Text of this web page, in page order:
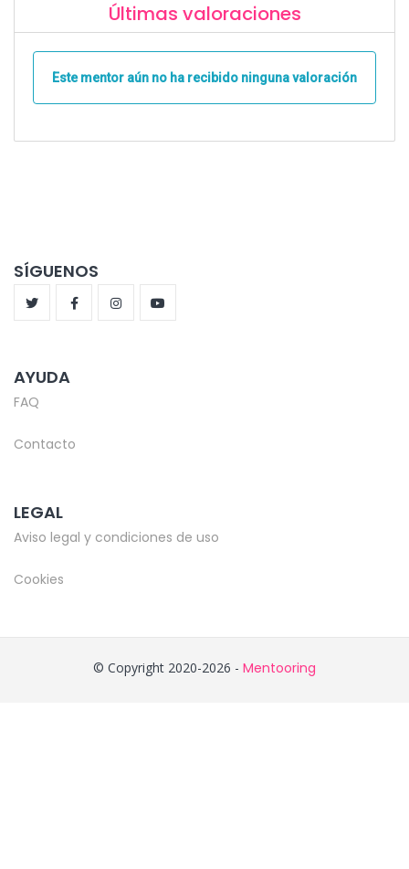
Últimas valoraciones
Este mentor aún no ha recibido ninguna valoración
SÍGUENOS
AYUDA
FAQ
Contacto
LEGAL
Aviso legal y condiciones de uso
Cookies
© Copyright 2020-2026 - Mentooring